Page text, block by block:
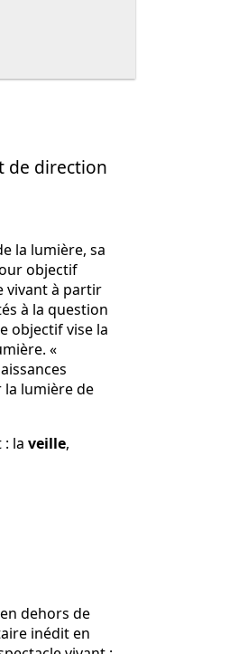
de direction
la lumière, sa
objectif
vivant à partir
à la question
objectif vise la
«
la lumière de
la veille,
dehors de
inédit en